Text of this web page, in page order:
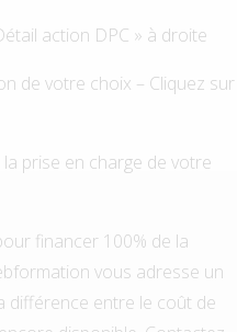
action DPC » à droite
de votre choix – Cliquez sur
prise en charge de votre
financer 100% de la
vous adresse un
différence entre le coût de